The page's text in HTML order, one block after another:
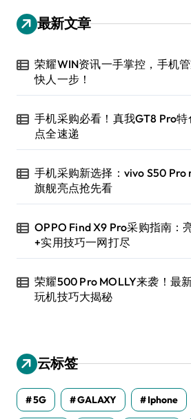
最新文章
荣耀WIN资讯一手掌控，手机
快人一步！
手机采购必看！真我GT8 Pro
点全速递
手机采购新选择：vivo S50 Pro
旗舰亮点抢先看
OPPO Find X9 Pro采购指南：
+实用技巧一网打尽
荣耀500 Pro MOLLY来袭！最
玩机技巧大揭秘
云标签
5G GALAXY Iphone